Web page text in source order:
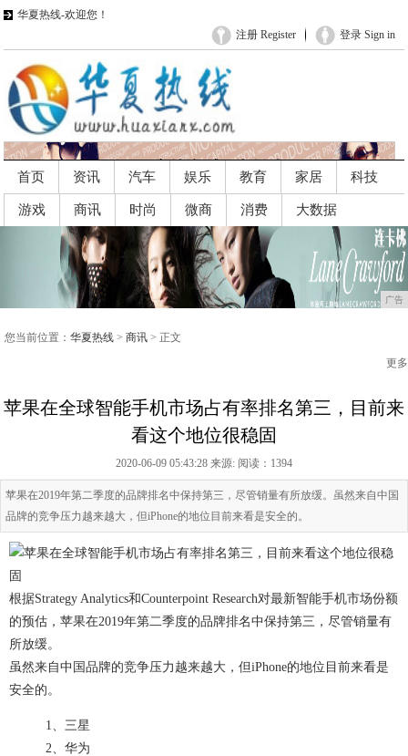
华夏热线-欢迎您！
登录 Sign in
注册 Register
首页 资讯 汽车 娱乐 教育 家居 科技
游戏 商讯 时尚 微商 消费 大数据
广告
您当前位置： 华夏热线 > 商讯 > 正文
更多
苹果在全球智能手机市场占有率排名第三，目前来
看这个地位很稳固
2020-06-09 05:43:28 来源: 阅读：1394
苹果在2019年第二季度的品牌排名中保持第三，尽管销量有所放缓。虽然来自中国
品牌的竞争压力越来越大，但iPhone的地位目前来看是安全的。
根据Strategy Analytics和Counterpoint Research对最新智能手机市场份额
的预估，苹果在2019年第二季度的品牌排名中保持第三，尽管销量有
所放缓。
虽然来自中国品牌的竞争压力越来越大，但iPhone的地位目前来看是
安全的。
1、三星
2、华为